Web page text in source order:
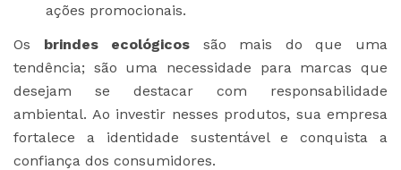
ações promocionais.
Os brindes ecológicos são mais do que uma
tendência; são uma necessidade para marcas que
desejam se destacar com responsabilidade
ambiental. Ao investir nesses produtos, sua empresa
fortalece a identidade sustentável e conquista a
confiança dos consumidores.